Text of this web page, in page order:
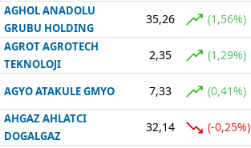
AGHOL ANADOLU
GRUBU HOLDING
35,26 (1,56%)
AGROT AGROTECH
TEKNOLOJI
2,35 (1,29%)
AGYO ATAKULE GMYO 7,33 (0,41%)
AHGAZ AHLATCI
DOGALGAZ
32,14 (-0,25%)